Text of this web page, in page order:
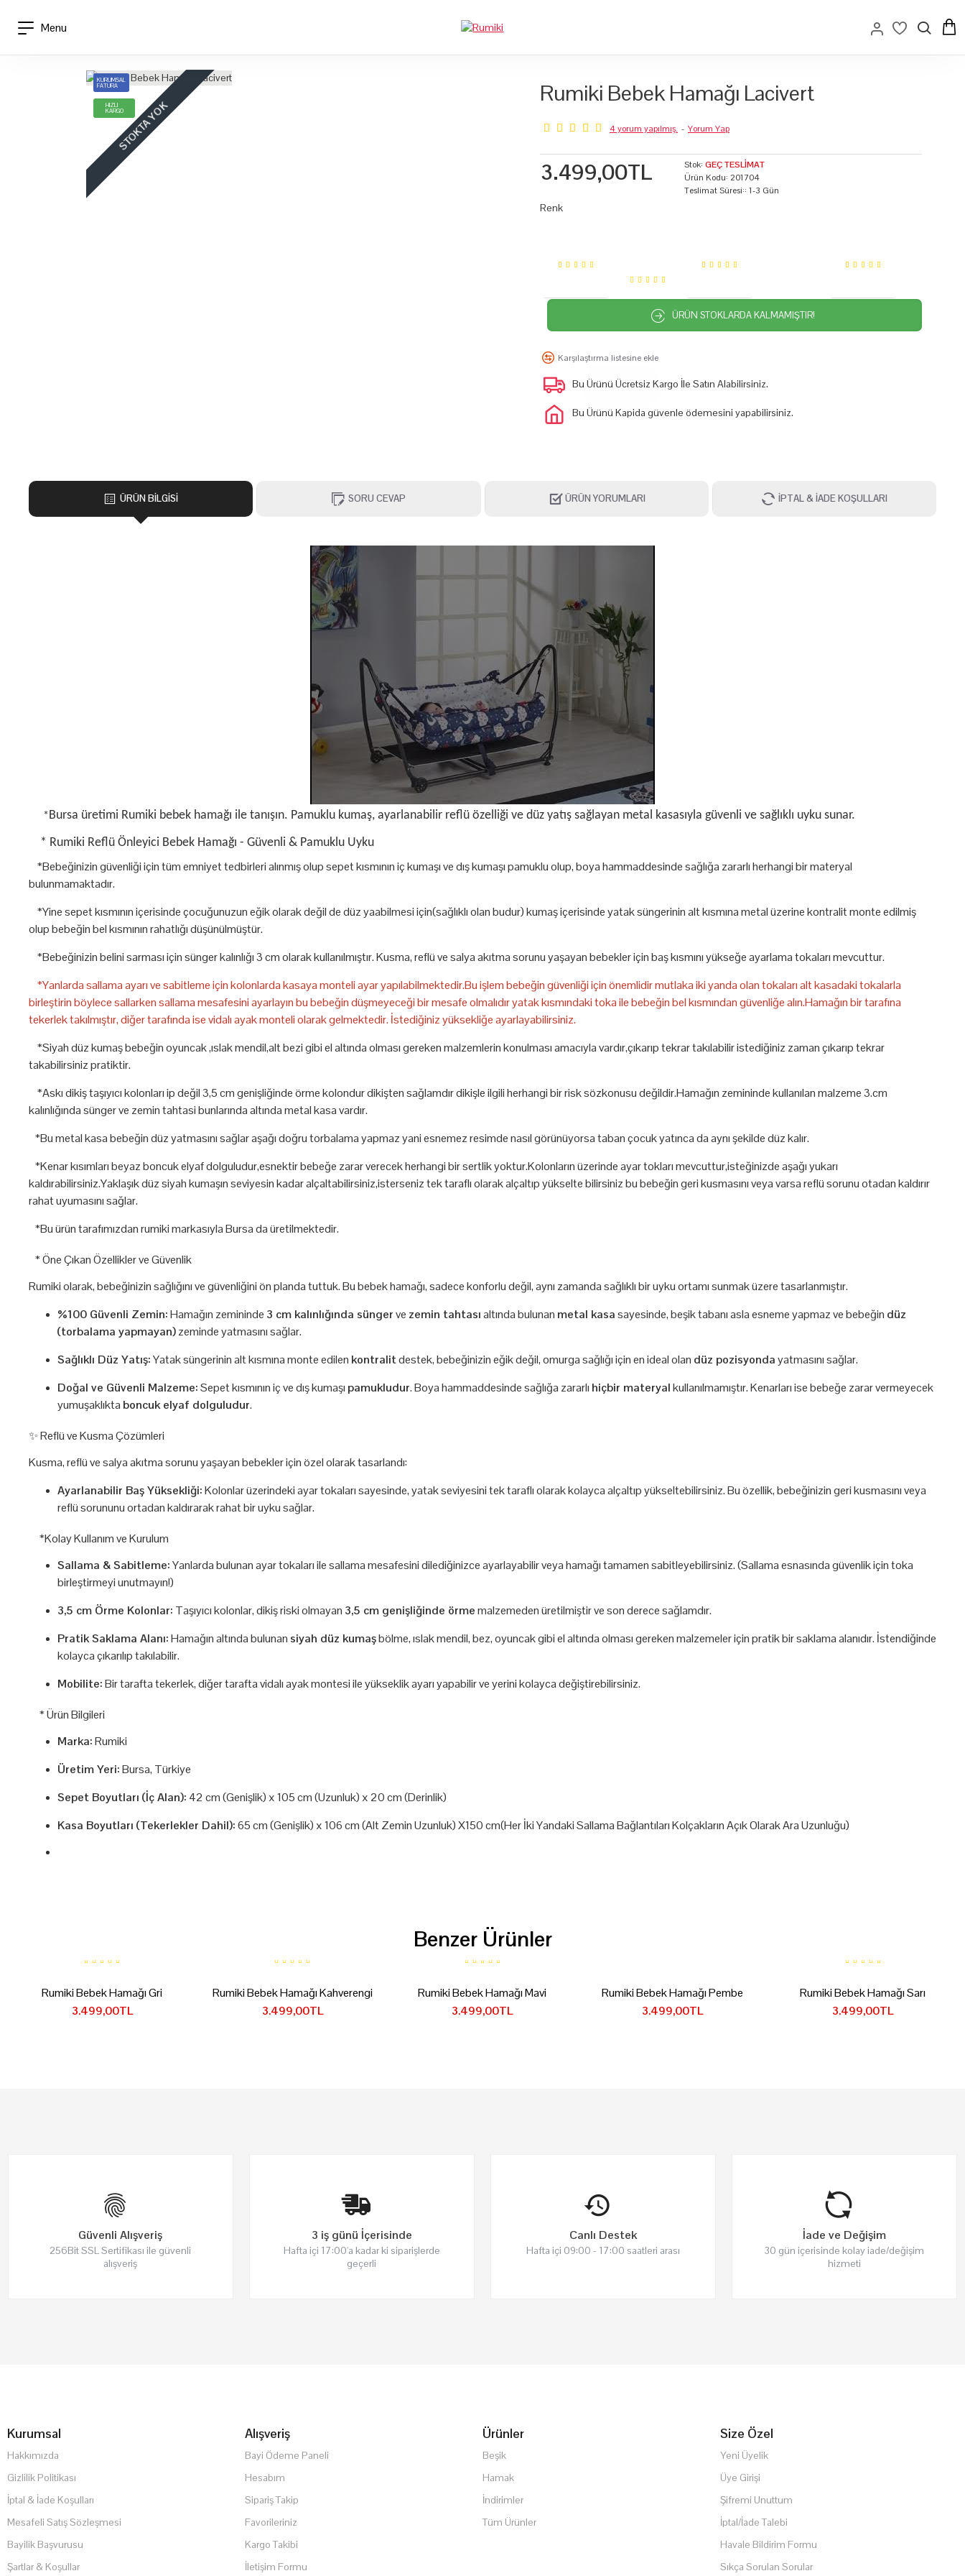
Menu
KURUMSAL
FATURA
HIZLI
KARGOSTOKTA YOK
Rumiki Bebek Hamağı Lacivert
4 yorum yapılmış. - Yorum Yap
3.499,00TL Stok: GEÇ TESLIMAT
Ürün Kodu: 201704
Teslimat Süresi:: 1-3 Gün
Renk
ÜRÜN STOKLARDA KALMAMIŞTIR!
Karşılaştırma listesine ekle
Bu Ürünü Ücretsiz Kargo İle Satın Alabilirsiniz.
Bu Ürünü Kapida güvenle ödemesini yapabilirsiniz.
ÜRÜN BİLGİSİ SORU CEVAP ÜRÜN YORUMLARI İPTAL & İADE KOŞULLARI
*Bursa üretimi Rumiki bebek hamağı ile tanışın. Pamuklu kumaş, ayarlanabilir reflü özelliği ve düz yatış sağlayan metal kasasıyla güvenli ve sağlıklı uyku sunar.
* Rumiki Reflü Önleyici Bebek Hamağı - Güvenli & Pamuklu Uyku
*Bebeğinizin güvenliği için tüm emniyet tedbirleri alınmış olup sepet kısmının iç kumaşı ve dış kumaşı pamuklu olup, boya hammaddesinde sağlığa zararlı herhangi bir materyal
bulunmamaktadır.
*Yine sepet kısmının içerisinde çocuğunuzun eğik olarak değil de düz yaabilmesi için(sağlıklı olan budur) kumaş içerisinde yatak süngerinin alt kısmına metal üzerine kontralit monte edilmiş
olup bebeğin bel kısmının rahatlığı düşünülmüştür.
*Bebeğinizin belini sarması için sünger kalınlığı 3 cm olarak kullanılmıştır. Kusma, reflü ve salya akıtma sorunu yaşayan bebekler için baş kısmını yükseğe ayarlama tokaları mevcuttur.
*Yanlarda sallama ayarı ve sabitleme için kolonlarda kasaya monteli ayar yapılabilmektedir.Bu işlem bebeğin güvenliği için önemlidir mutlaka iki yanda olan tokaları alt kasadaki tokalarla
birleştirin böylece sallarken sallama mesafesini ayarlayın bu bebeğin düşmeyeceği bir mesafe olmalıdır yatak kısmındaki toka ile bebeğin bel kısmından güvenliğe alın.Hamağın bir tarafına
tekerlek takılmıştır, diğer tarafında ise vidalı ayak monteli olarak gelmektedir. İstediğiniz yüksekliğe ayarlayabilirsiniz.
*Siyah düz kumaş bebeğin oyuncak ,ıslak mendil,alt bezi gibi el altında olması gereken malzemlerin konulması amacıyla vardır,çıkarıp tekrar takılabilir istediğiniz zaman çıkarıp tekrar
takabilirsiniz pratiktir.
*Askı dikiş taşıyıcı kolonları ip değil 3,5 cm genişliğinde örme kolondur dikişten sağlamdır dikişle ilgili herhangi bir risk sözkonusu değildir.Hamağın zemininde kullanılan malzeme 3.cm
kalınlığında sünger ve zemin tahtasi bunlarında altında metal kasa vardır.
*Bu metal kasa bebeğin düz yatmasını sağlar aşağı doğru torbalama yapmaz yani esnemez resimde nasıl görünüyorsa taban çocuk yatınca da aynı şekilde düz kalır.
*Kenar kısımları beyaz boncuk elyaf dolguludur,esnektir bebeğe zarar verecek herhangi bir sertlik yoktur.Kolonların üzerinde ayar tokları mevcuttur,isteğinizde aşağı yukarı
kaldırabilirsiniz.Yaklaşık düz siyah kumaşın seviyesin kadar alçaltabilirsiniz,isterseniz tek taraflı olarak alçaltıp yükselte bilirsiniz bu bebeğin geri kusmasını veya varsa reflü sorunu otadan kaldırır
rahat uyumasını sağlar.
*Bu ürün tarafımızdan rumiki markasıyla Bursa da üretilmektedir.
* Öne Çıkan Özellikler ve Güvenlik
Rumiki olarak, bebeğinizin sağlığını ve güvenliğini ön planda tuttuk. Bu bebek hamağı, sadece konforlu değil, aynı zamanda sağlıklı bir uyku ortamı sunmak üzere tasarlanmıştır.
%100 Güvenli Zemin:Hamağın zemininde 3 cm kalınlığında süngerve zemin tahtasıaltında bulunan metal kasasayesinde, beşik tabanı asla esneme yapmaz ve bebeğin düz
(torbalama yapmayan)zeminde yatmasını sağlar.
Sağlıklı Düz Yatış:Yatak süngerinin alt kısmına monte edilen kontralitdestek, bebeğinizin eğik değil, omurga sağlığı için en ideal olan düz pozisyondayatmasını sağlar.
Doğal ve Güvenli Malzeme:Sepet kısmının iç ve dış kumaşı pamukludur. Boya hammaddesinde sağlığa zararlı hiçbir materyalkullanılmamıştır. Kenarları ise bebeğe zarar vermeyecek
yumuşaklıkta boncuk elyaf dolguludur.
✨ Reflü ve Kusma Çözümleri
Kusma, reflü ve salya akıtma sorunu yaşayan bebekler için özel olarak tasarlandı:
Ayarlanabilir Baş Yüksekliği:Kolonlar üzerindeki ayar tokaları sayesinde, yatak seviyesini tek taraflı olarak kolayca alçaltıp yükseltebilirsiniz. Bu özellik, bebeğinizin geri kusmasını veya
reflü sorununu ortadan kaldırarak rahat bir uyku sağlar.
*Kolay Kullanım ve Kurulum
Sallama & Sabitleme:Yanlarda bulunan ayar tokaları ile sallama mesafesini dilediğinizce ayarlayabilir veya hamağı tamamen sabitleyebilirsiniz. (Sallama esnasında güvenlik için toka
birleştirmeyi unutmayın!)
3,5 cm Örme Kolonlar: Taşıyıcı kolonlar, dikiş riski olmayan 3,5 cm genişliğinde örmemalzemeden üretilmiştir ve son derece sağlamdır.
Pratik Saklama Alanı:Hamağın altında bulunan siyah düz kumaşbölme, ıslak mendil, bez, oyuncak gibi el altında olması gereken malzemeler için pratik bir saklama alanıdır. İstendiğinde
kolayca çıkarılıp takılabilir.
Mobilite:Bir tarafta tekerlek, diğer tarafta vidalı ayak montesi ile yükseklik ayarı yapabilir ve yerini kolayca değiştirebilirsiniz.
* Ürün Bilgileri
Marka:Rumiki
Üretim Yeri:Bursa, Türkiye
Sepet Boyutları (İç Alan): 42 cm (Genişlik) x 105 cm (Uzunluk) x 20 cm (Derinlik)
Kasa Boyutları (Tekerlekler Dahil):65 cm (Genişlik) x 106 cm (Alt Zemin Uzunluk)X150 cm(Her İki Yandaki Sallama Bağlantıları Kolçakların Açık Olarak Ara Uzunluğu)
Benzer Ürünler
Rumiki Bebek Hamağı Gri
3.499,00TL
Rumiki Bebek Hamağı Kahverengi
3.499,00TL
Rumiki Bebek Hamağı Mavi
3.499,00TL
Rumiki Bebek Hamağı Pembe
3.499,00TL
Rumiki Bebek Hamağı Sarı
3.499,00TL
Güvenli Alışveriş
256Bit SSL Sertifikası ile güvenli
alışveriş
3 iş günü İçerisinde
Hafta içi 17:00'a kadar ki siparişlerde
geçerli
Canlı Destek
Hafta içi 09:00 - 17:00 saatleri arası
İade ve Değişim
30 gün içerisinde kolay iade/değişim
hizmeti
Kurumsal
Hakkımızda
Gizlilik Politikası
İptal & İade Koşulları
Mesafeli Satış Sözleşmesi
Bayilik Başvurusu
Şartlar & Koşullar
Alışveriş
Bayi Ödeme Paneli
Hesabım
Sipariş Takip
Favorileriniz
Kargo Takibi
İletişim Formu
Ürünler
Beşik
Hamak
İndirimler
Tüm Ürünler
Size Özel
Yeni Üyelik
Üye Girişi
Şifremi Unuttum
İptal/İade Talebi
Havale Bildirim Formu
Sıkça Sorulan Sorular